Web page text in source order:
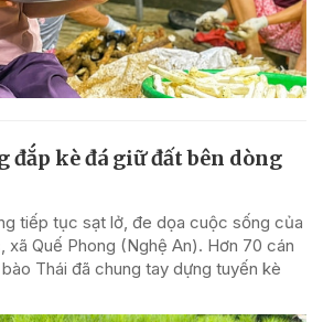
đắp kè đá giữ đất bên dòng
tiếp tục sạt lở, đe dọa cuộc sống của
xã Quế Phong (Nghệ An). Hơn 70 cán
Thái đã chung tay dựng tuyến kè